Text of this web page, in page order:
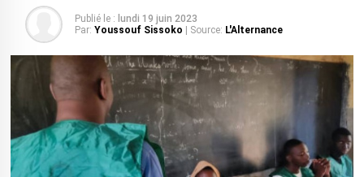
Publié le : lundi 19 juin 2023
Par: Youssouf Sissoko | Source: L'Alternance